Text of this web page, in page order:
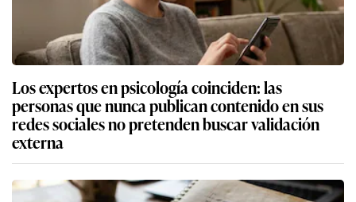
Los expertos en psicología coinciden: las
personas que nunca publican contenido en sus
redes sociales no pretenden buscar validación
externa